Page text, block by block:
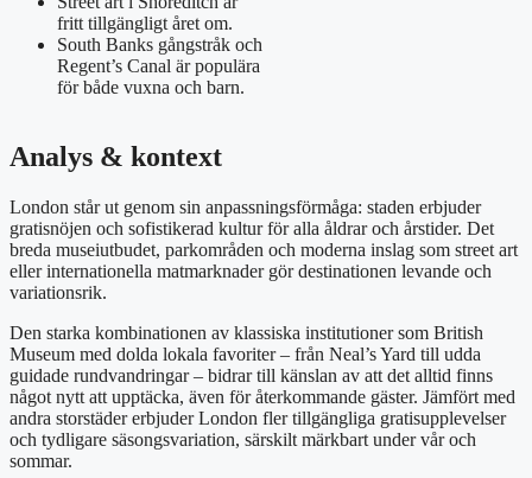
fritt tillgängligt året om.
South Banks gångstråk och
Regent’s Canal är populära
för både vuxna och barn.
Analys & kontext
London står ut genom sin anpassningsförmåga: staden erbjuder
gratisnöjen och sofistikerad kultur för alla åldrar och årstider. Det
breda museiutbudet, parkområden och moderna inslag som street art
eller internationella matmarknader gör destinationen levande och
variationsrik.
Den starka kombinationen av klassiska institutioner som British
Museum med dolda lokala favoriter – från Neal’s Yard till udda
guidade rundvandringar – bidrar till känslan av att det alltid finns
något nytt att upptäcka, även för återkommande gäster. Jämfört med
andra storstäder erbjuder London fler tillgängliga gratisupplevelser
och tydligare säsongsvariation, särskilt märkbart under vår och
sommar.